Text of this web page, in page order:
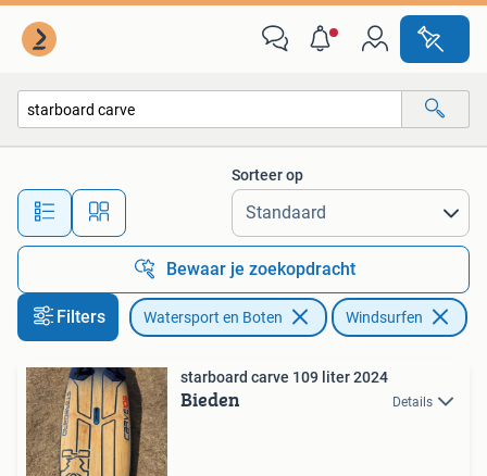
Alle afstanden…
Sorteer op
Bewaar je zoekopdracht
Filters Watersport en Boten Windsurfen
starboard carve 109 liter 2024
Bieden Details